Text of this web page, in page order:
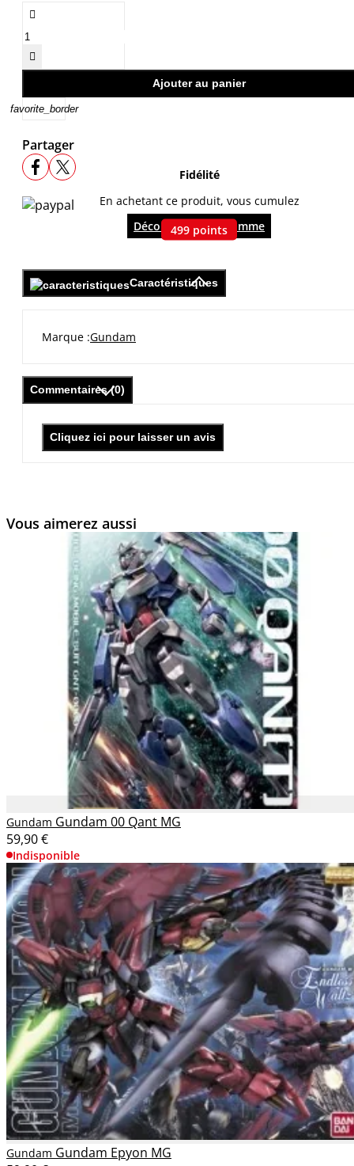


Ajouter au panier
favorite_border
Partager
Fidélité
En achetant ce produit, vous cumulez
499 points
Découvrir le programme
Caractéristiques
Marque Gundam
Commentaires (0)
Cliquez ici pour laisser un avis
Vous aimerez aussi
Gundam Gundam 00 Qant MG
59,90 €
Indisponible
Gundam Gundam Epyon MG